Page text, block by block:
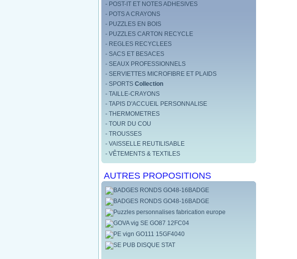
- POST-IT ET NOTES ADHESIVES
- POTS A CRAYONS
- PUZZLES EN BOIS
- PUZZLES CARTON RECYCLE
- REGLES RECYCLEES
- SACS ET BESACES
- SEAUX PROFESSIONNELS
- SERVIETTES MICROFIBRE ET PLAIDS
- SPORTS Collection
- TAILLE-CRAYONS
- TAPIS D'ACCUEIL PERSONNALISE
- THERMOMETRES
- TOUR DU COU
- TROUSSES
- VAISSELLE REUTILISABLE
- VÊTEMENTS & TEXTILES
AUTRES PROPOSITIONS